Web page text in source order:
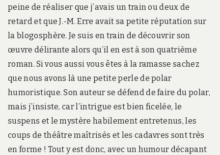
peine de réaliser que j’avais un train ou deux de
retard et que J.-M. Erre avait sa petite réputation sur
la blogosphère. Je suis en train de découvrir son
œuvre délirante alors qu’il en est à son quatrième
roman. Si vous aussi vous êtes à la ramasse sachez
que nous avons là une petite perle de polar
humoristique. Son auteur se défend de faire du polar,
mais j’insiste, car l’intrigue est bien ficelée, le
suspens et le mystère habilement entretenus, les
coups de théâtre maîtrisés et les cadavres sont très
en forme ! Tout y est donc, avec un humour décapant